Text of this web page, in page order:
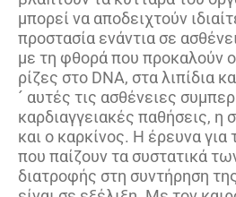
μπορεί να αποδειχτούν
προστασία ενάντια σε
με τη φθορά που προκαλούν
ρίζες στο DNA, στα λιπίδια
´ αυτές τις ασθένειες
καρδιαγγειακές παθήσεις, η
και ο καρκίνος. Η έρευνα για
που παίζουν τα συστατικά
διατροφής στη συντήρηση